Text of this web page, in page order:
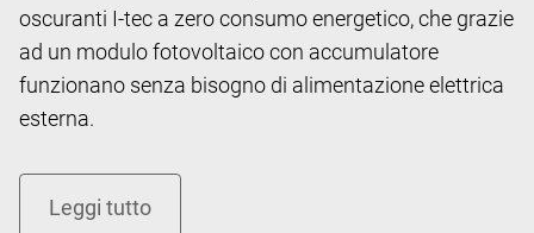
oscuranti I-tec a zero consumo energetico, che grazie
ad un modulo fotovoltaico con accumulatore
funzionano senza bisogno di alimentazione elettrica
esterna.